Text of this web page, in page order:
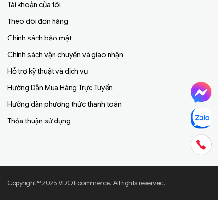
Tài khoản của tôi
Theo dõi đơn hàng
Chính sách bảo mật
Chính sách vận chuyển và giao nhận
Hỗ trợ kỹ thuật và dịch vụ
Hướng Dẫn Mua Hàng Trực Tuyến
Hướng dẫn phương thức thanh toán
Thỏa thuận sử dụng
Copyright © 2025 VDO Ecommerce. All rights reserved.